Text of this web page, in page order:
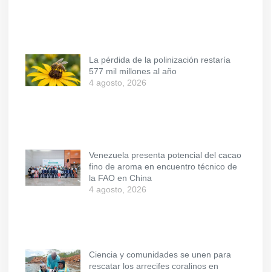
La pérdida de la polinización restaría
577 mil millones al año
4 agosto, 2026
Venezuela presenta potencial del cacao
fino de aroma en encuentro técnico de
la FAO en China
4 agosto, 2026
Ciencia y comunidades se unen para
rescatar los arrecifes coralinos en